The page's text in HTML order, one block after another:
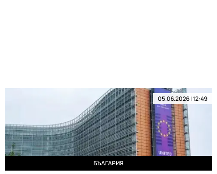
05.06.2026 | 12:49
БЪЛГАРИЯ